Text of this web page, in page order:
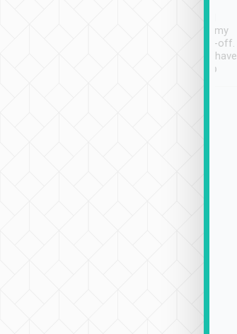
have safely arrived at my
destination after drop-off.
Definitely something I have
not seen elsewhere 👍